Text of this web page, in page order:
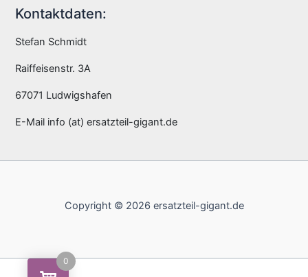
Kontaktdaten:
Stefan Schmidt
Raiffeisenstr. 3A
67071 Ludwigshafen
E-Mail info (at) ersatzteil-gigant.de
Copyright © 2026 ersatzteil-gigant.de
0